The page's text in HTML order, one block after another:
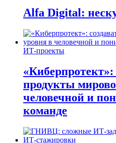
Alfa Digital:
ИТ-проекты
«Киберпротект»:
продукты
человечной и
команде